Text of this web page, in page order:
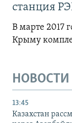
станция
В марте 2017
Крыму
НОВОСТИ
13:45
Казахстан